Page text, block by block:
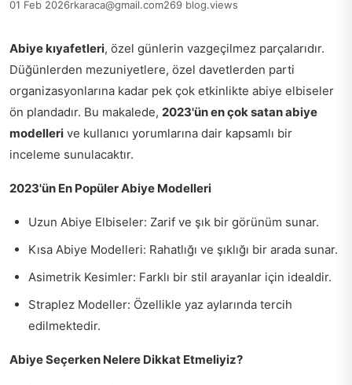
01 Feb 2026rkaraca@gmail.com269 blog.views
Abiye kıyafetleri, özel günlerin vazgeçilmez parçalarıdır.
Düğünlerden mezuniyetlere, özel davetlerden parti
organizasyonlarına kadar pek çok etkinlikte abiye elbiseler
ön plandadır. Bu makalede, 2023'ün en çok satan abiye
modelleri ve kullanıcı yorumlarına dair kapsamlı bir
inceleme sunulacaktır.
2023'ün En Popüler Abiye Modelleri
Uzun Abiye Elbiseler: Zarif ve şık bir görünüm sunar.
Kısa Abiye Modelleri: Rahatlığı ve şıklığı bir arada sunar.
Asimetrik Kesimler: Farklı bir stil arayanlar için idealdir.
Straplez Modeller: Özellikle yaz aylarında tercih
edilmektedir.
Abiye Seçerken Nelere Dikkat Etmeliyiz?